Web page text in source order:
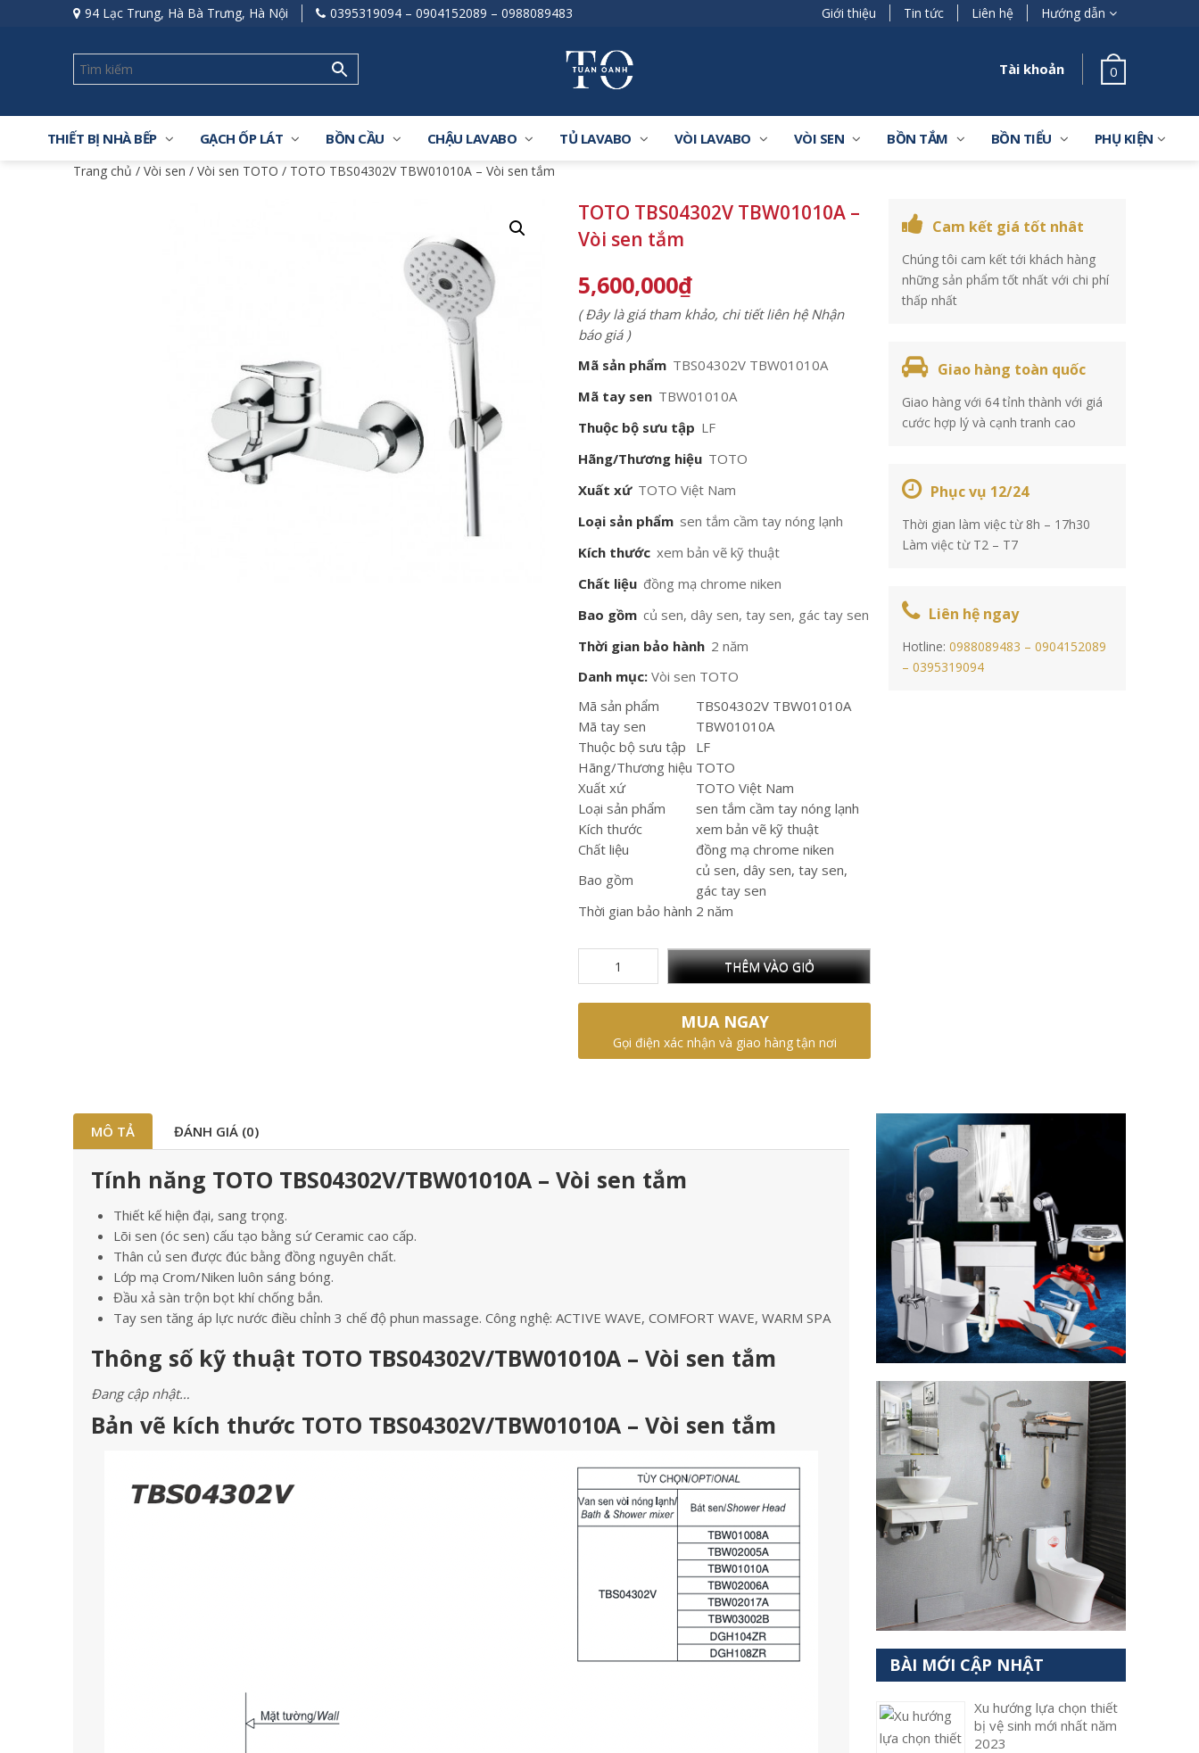
94 Lạc Trung, Hà Bà Trưng, Hà Nội 0395319094 – 0904152089 – 0988089483 Giới thiệu Tin tức Liên hệ Hướng dẫn
Tài khoản 0
THIẾT BỊ NHÀ BẾP GẠCH ỐP LÁT BỒN CẦU CHẬU LAVABO TỦ LAVABO VÒI LAVABO VÒI SEN BỒN TẮM BỒN TIỂU PHỤ KIỆN
Trang chủ / Vòi sen / Vòi sen TOTO / TOTO TBS04302V TBW01010A – Vòi sen tắm
TOTO TBS04302V TBW01010A –
Vòi sen tắm
5,600,000₫
( Đây là giá tham khảo, chi tiết liên hệ Nhận
báo giá )
Mã sản phẩm TBS04302V TBW01010A
Mã tay sen TBW01010A
Thuộc bộ sưu tập LF
Hãng/Thương hiệu TOTO
Xuất xứ TOTO Việt Nam
Loại sản phẩm sen tắm cầm tay nóng lạnh
Kích thước xem bản vẽ kỹ thuật
Chất liệu đồng mạ chrome niken
Bao gồm củ sen, dây sen, tay sen, gác tay sen
Thời gian bảo hành 2 năm
Danh mục: Vòi sen TOTO
Mã sản phẩm
TBS04302V TBW01010A
Mã tay sen
TBW01010A
Thuộc bộ sưu tập
LF
Hãng/Thương hiệu TOTO
Xuất xứ
TOTO Việt Nam
Loại sản phẩm
sen tắm cầm tay nóng lạnh
Kích thước
xem bản vẽ kỹ thuật
Chất liệu
đồng mạ chrome niken
Bao gồm
củ sen, dây sen, tay sen,
gác tay sen
Thời gian bảo hành 2 năm
THÊM VÀO GIỎ
MUA NGAY
Gọi điện xác nhận và giao hàng tận nơi
Cam kết giá tốt nhât
Chúng tôi cam kết tới khách hàng
những sản phẩm tốt nhất với chi phí
thấp nhất
Giao hàng toàn quốc
Giao hàng với 64 tỉnh thành với giá
cước hợp lý và cạnh tranh cao
Phục vụ 12/24
Thời gian làm việc từ 8h – 17h30
Làm việc từ T2 – T7
Liên hệ ngay
Hotline: 0988089483 – 0904152089
– 0395319094
MÔ TẢ ĐÁNH GIÁ (0)
Tính năng TOTO TBS04302V/TBW01010A – Vòi sen tắm
Thiết kế hiện đại, sang trọng.
Lõi sen (óc sen) cấu tạo bằng sứ Ceramic cao cấp.
Thân củ sen được đúc bằng đồng nguyên chất.
Lớp mạ Crom/Niken luôn sáng bóng.
Đầu xả sàn trộn bọt khí chống bắn.
Tay sen tăng áp lực nước điều chỉnh 3 chế độ phun massage. Công nghệ: ACTIVE WAVE, COMFORT WAVE, WARM SPA
Thông số kỹ thuật TOTO TBS04302V/TBW01010A – Vòi sen tắm
Đang cập nhật…
Bản vẽ kích thước TOTO TBS04302V/TBW01010A – Vòi sen tắm
BÀI MỚI CẬP NHẬT
Xu hướng lựa chọn thiết
bị vệ sinh mới nhất năm
2023